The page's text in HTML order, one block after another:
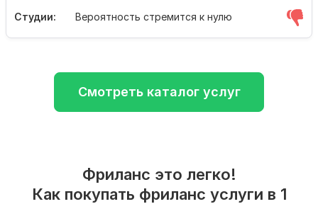
Студии: Вероятность стремится к нулю
Смотреть каталог услуг
Фриланс это легко!
Как покупать фриланс услуги в 1